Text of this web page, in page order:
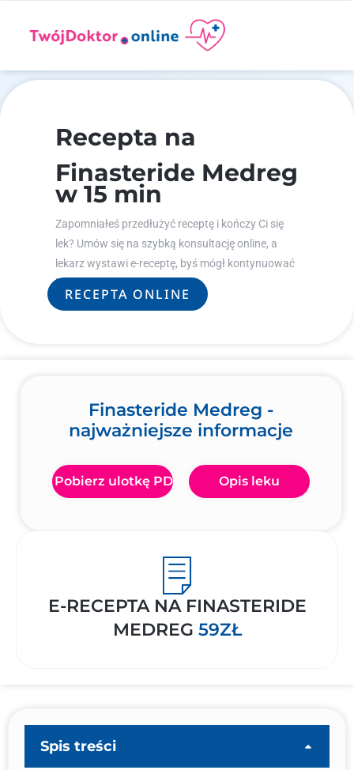
Recepta na
Finasteride Medreg
w 15 min
Zapomniałeś przedłużyć receptę i kończy Ci się
lek? Umów się na szybką konsultację online, a
lekarz wystawi e-receptę, byś mógł kontynuować
leczenie.
RECEPTA ONLINE
Finasteride Medreg -
najważniejsze informacje
Pobierz ulotkę PDF Opis leku
E-RECEPTA NA FINASTERIDE
MEDREG 59ZŁ
Spis treści